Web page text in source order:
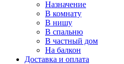
Назначение
В комнату
В нишу
В спальню
В частный дом
На балкон
Доставка и оплата